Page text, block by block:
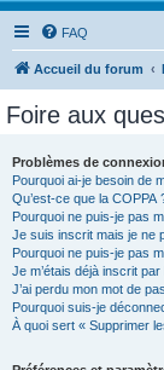
FAQ
Accueil du forum
Foire aux
Problèmes de
Pourquoi ai-je besoin de
Qu’est-ce que la COPPA
Pourquoi ne puis-je pas
Je suis inscrit mais je ne
Pourquoi ne puis-je pas
Je m’étais déjà inscrit
J’ai perdu mon mot de
Pourquoi suis-je
À quoi sert « Supprimer